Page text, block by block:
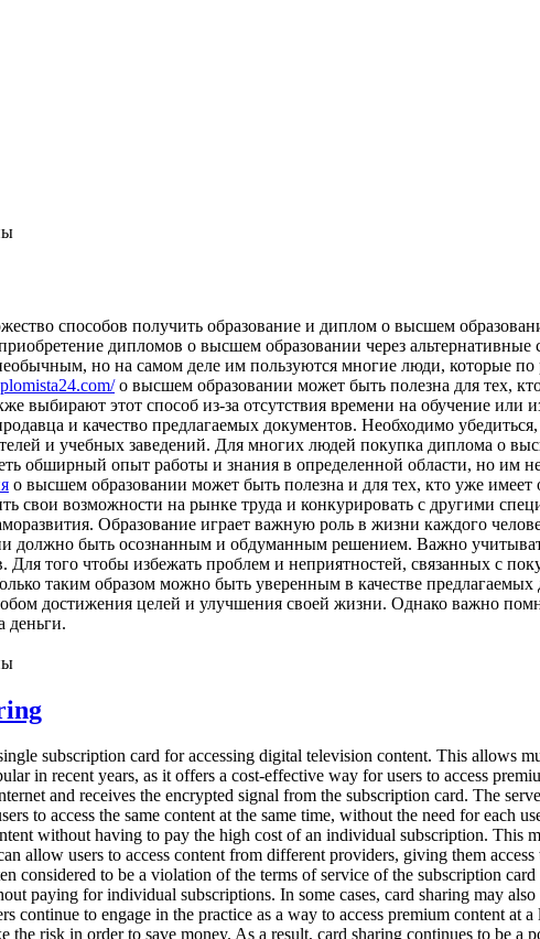
способов получить образование и диплом о высшем
дипломов о высшем образовании через
но на самом деле им пользуются многие люди, которые
о высшем образовании может быть полезна для тех,
выбирают этот способ из-за отсутствия времени на обучение
и качество предлагаемых документов. Необходимо
и учебных заведений. Для многих людей покупка диплома о
обширный опыт работы и знания в определенной области, но им
о высшем образовании может быть полезна и для тех, кто уже имеет
возможности на рынке труда и конкурировать с другими
Образование играет важную роль в жизни каждого
должно быть осознанным и обдуманным решением. Важно
Для того чтобы избежать проблем и неприятностей, связанных с
таким образом можно быть уверенным в качестве
достижения целей и улучшения своей жизни. Однако важно
деньги.
subscription card for accessing digital television content. This allows
in recent years, as it offers a cost-effective way for users to access
and receives the encrypted signal from the subscription card. The
to access the same content at the same time, without the need for each
without having to pay the high cost of an individual subscription. This
allow users to access content from different providers, giving them
considered to be a violation of the terms of service of the subscription
paying for individual subscriptions. In some cases, card sharing may
continue to engage in the practice as a way to access premium content at
risk in order to save money. As a result, card sharing continues to be a